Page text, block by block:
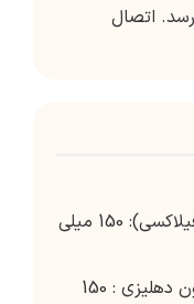
ساعت می رسد. اتصال
- ترومبوزیس وریدهای عمقی (پروفیلاکسی): 150 میلی
- مهار ترومبو آمبولی در فیبریلاسیون دهلیزی : 150